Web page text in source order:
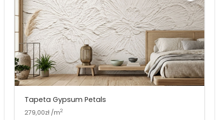
Tapeta Gypsum Petals
279,00zł /m2